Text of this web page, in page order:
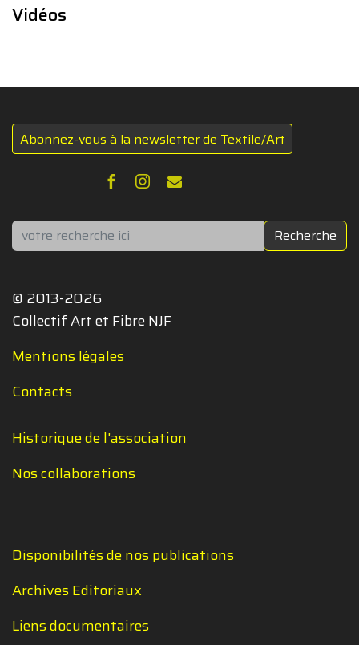
Vidéos
Abonnez-vous à la newsletter de Textile/Art
Rechercher Recherche
© 2013-2026
Collectif Art et Fibre NJF
Mentions légales
Contacts
Historique de l'association
Nos collaborations
Disponibilités de nos publications
Archives Editoriaux
Liens documentaires